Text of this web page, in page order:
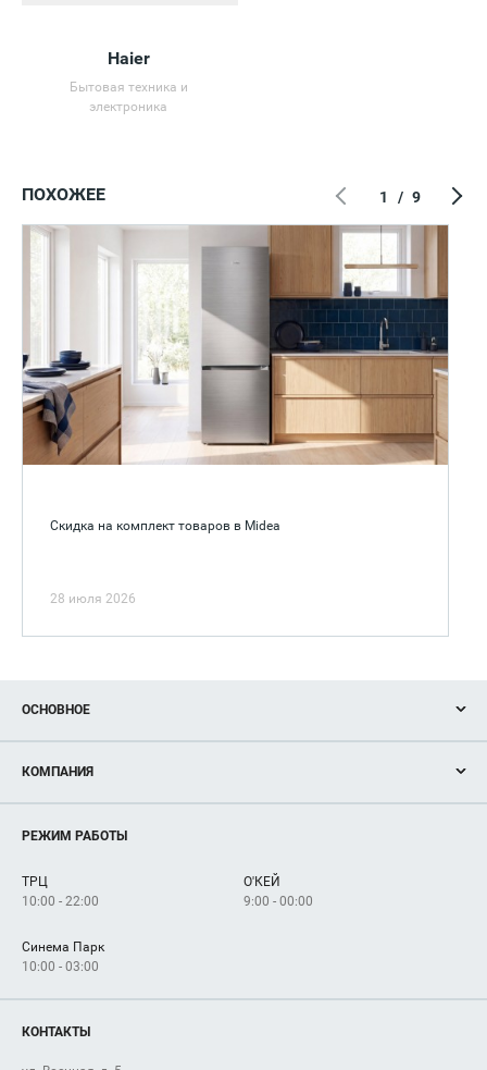
Haier
Бытовая техника и
электроника
ПОХОЖЕЕ
Скидка на комплект товаров в Midea
28 июля 2026
1 / 9
ОСНОВНОЕ
Новости
Магазины
Услуги
КОМПАНИЯ
Рекламодателям
Как добраться
РЕЖИМ РАБОТЫ
ТРЦ
10:00 - 22:00
О'КЕЙ
9:00 - 00:00
Синема Парк
10:00 - 03:00
КОНТАКТЫ